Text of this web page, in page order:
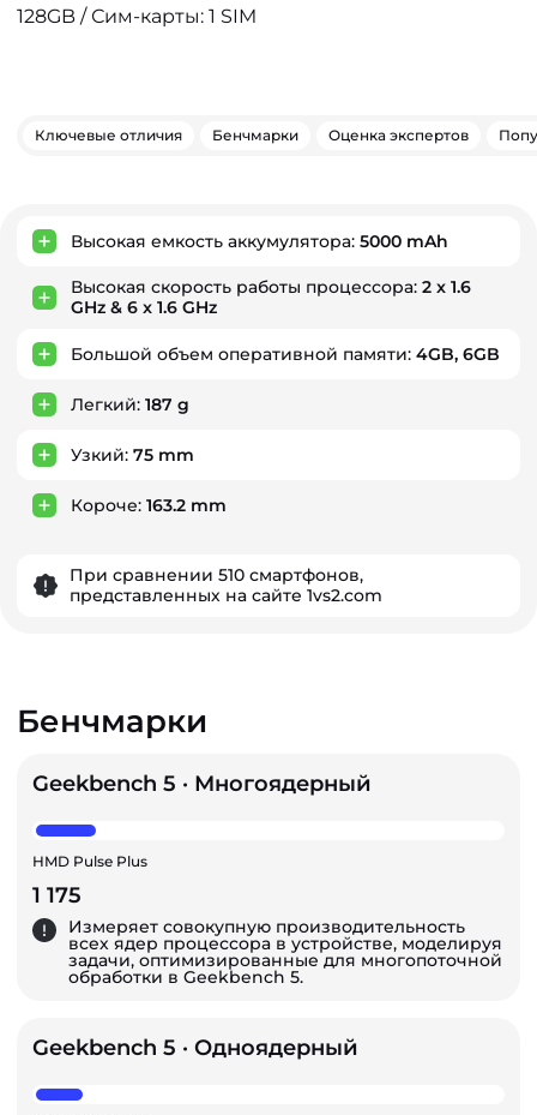
128GB / Сим-карты: 1 SIM
Ключевые отличия Бенчмарки Оценка экспертов
Ключевые преимущества
Высокая емкость аккумулятора: 5000 mAh
Высокая скорость работы процессора: 2 x 1.6
GHz & 6 x 1.6 GHz
Большой объем оперативной памяти: 4GB, 6GB
Легкий: 187 g
Узкий: 75 mm
Короче: 163.2 mm
При сравнении 510 смартфонов,
представленных на сайте 1vs2.com
Бенчмарки
Geekbench 5 · Многоядерный
HMD Pulse Plus
1 175
Измеряет совокупную производительность
всех ядер процессора в устройстве, моделируя
задачи, оптимизированные для многопоточной
обработки в Geekbench 5.
Geekbench 5 · Одноядерный